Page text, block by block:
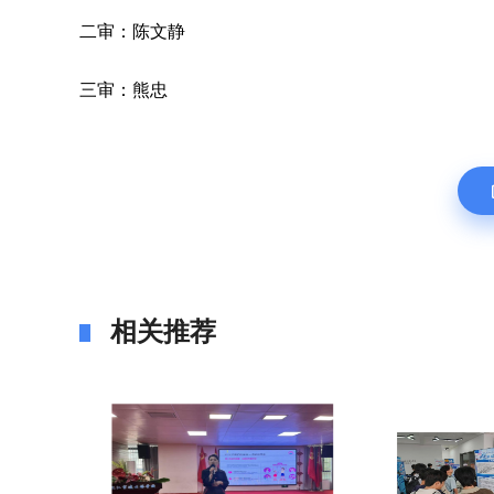
二审：陈文静
三审：熊忠
相关推荐